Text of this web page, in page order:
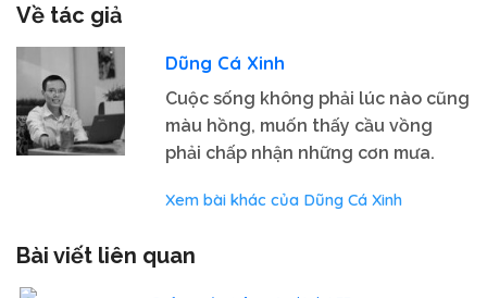
Về tác giả
Dũng Cá Xinh
Cuộc sống không phải lúc nào cũng
màu hồng, muốn thấy cầu vồng
phải chấp nhận những cơn mưa.
Xem bài khác của Dũng Cá Xinh
Bài viết liên quan